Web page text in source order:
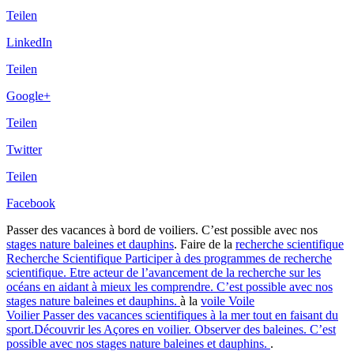
Teilen
LinkedIn
Teilen
Google+
Teilen
Twitter
Teilen
Facebook
Passer des vacances à bord de voiliers. C’est possible avec nos
stages nature baleines et dauphins. Faire de la recherche scientifique
Recherche Scientifique Participer à des programmes de recherche
scientifique. Etre acteur de l’avancement de la recherche sur les
océans en aidant à mieux les comprendre. C’est possible avec nos
stages nature baleines et dauphins. à la voile Voile
Voilier Passer des vacances scientifiques à la mer tout en faisant du
sport.Découvrir les Açores en voilier. Observer des baleines. C’est
possible avec nos stages nature baleines et dauphins. .